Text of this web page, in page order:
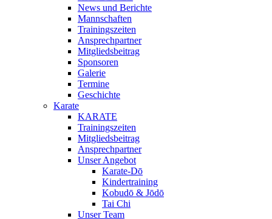
News und Berichte
Mannschaften
Trainingszeiten
Ansprechpartner
Mitgliedsbeitrag
Sponsoren
Galerie
Termine
Geschichte
Karate
KARATE
Trainingszeiten
Mitgliedsbeitrag
Ansprechpartner
Unser Angebot
Karate-Dō
Kindertraining
Kobudō & Jōdō
Tai Chi
Unser Team